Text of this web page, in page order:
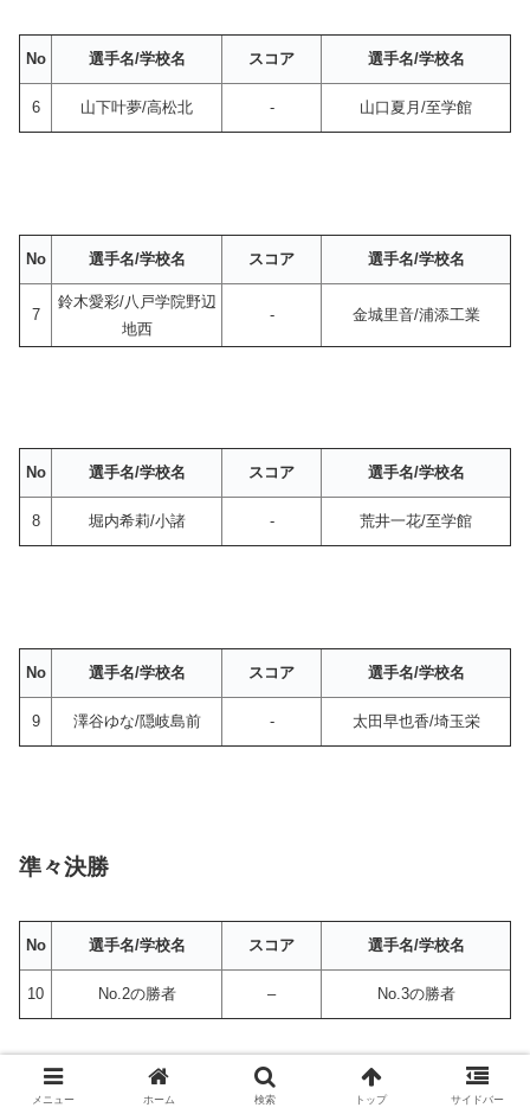
No 選手名/学校名 スコア 選手名/学校名
6 山下叶夢/高松北 - 山口夏月/至学館
No 選手名/学校名 スコア 選手名/学校名
7
鈴木愛彩/八戸学院野辺
地西
- 金城里音/浦添工業
No 選手名/学校名 スコア 選手名/学校名
8 堀内希莉/小諸 - 荒井一花/至学館
No 選手名/学校名 スコア 選手名/学校名
9 澤谷ゆな/隠岐島前 - 太田早也香/埼玉栄
準々決勝
No 選手名/学校名 スコア 選手名/学校名
10 No.2の勝者 – No.3の勝者
メニュー ホーム 検索 トップ サイドバー